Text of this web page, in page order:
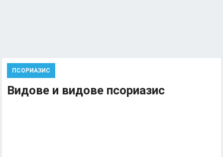
ПСОРИАЗИС
Видове и видове псориазис